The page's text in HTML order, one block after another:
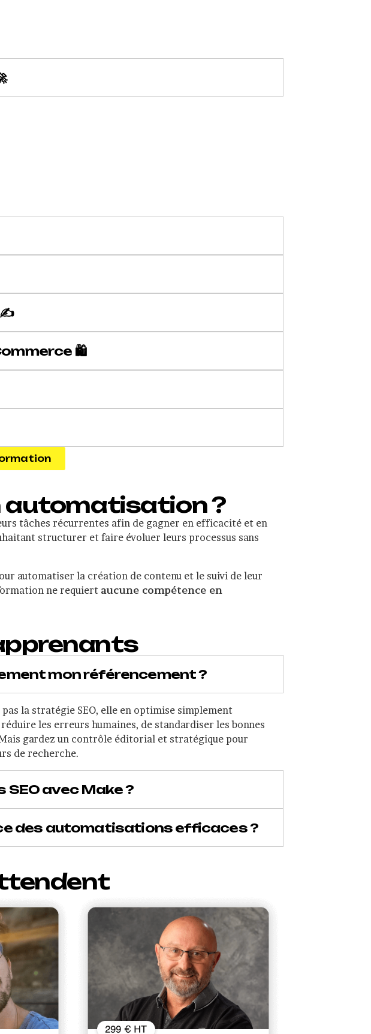
✍️
🛍️
automatisation ?
tâches récurrentes afin de gagner en efficacité et en
structurer et faire évoluer leurs processus sans
automatiser la création de contenu et le suivi de leur
ne requiert aucune compétence en
mon référencement ?
la stratégie SEO, elle en optimise simplement
les erreurs humaines, de standardiser les bonnes
gardez un contrôle éditorial et stratégique pour
de recherche.
avec Make ?
des automatisations efficaces ?